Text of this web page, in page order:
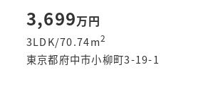
3,699万円
3LDK/70.74m2
東京都府中市小柳町3-19-1